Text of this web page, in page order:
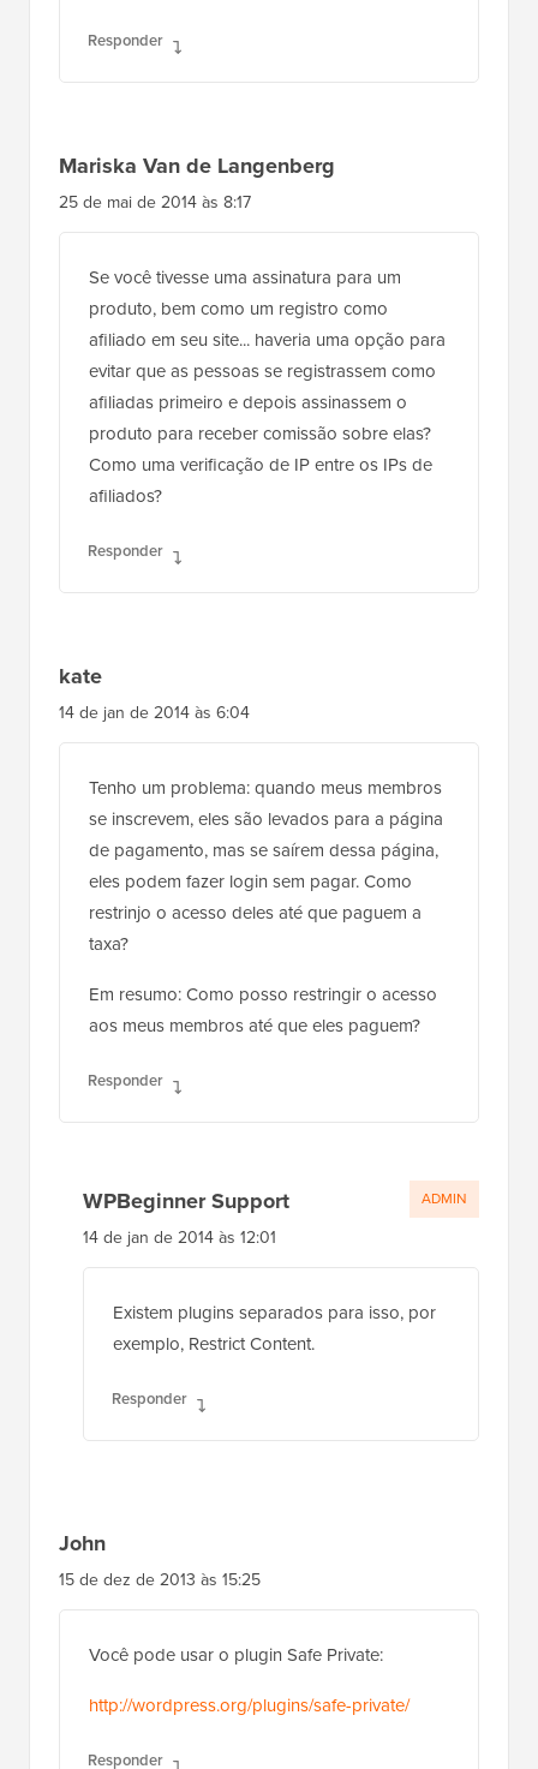
Responder
Mariska Van de Langenberg
25 de mai de 2014 às 8:17
Se você tivesse uma assinatura para um
produto, bem como um registro como
afiliado em seu site... haveria uma opção para
evitar que as pessoas se registrassem como
afiliadas primeiro e depois assinassem o
produto para receber comissão sobre elas?
Como uma verificação de IP entre os IPs de
afiliados?
Responder
kate
14 de jan de 2014 às 6:04
Tenho um problema: quando meus membros
se inscrevem, eles são levados para a página
de pagamento, mas se saírem dessa página,
eles podem fazer login sem pagar. Como
restrinjo o acesso deles até que paguem a
taxa?
Em resumo: Como posso restringir o acesso
aos meus membros até que eles paguem?
Responder
WPBeginner Support
14 de jan de 2014 às 12:01
Existem plugins separados para isso, por
exemplo, Restrict Content.
Responder
ADMIN
John
15 de dez de 2013 às 15:25
Você pode usar o plugin Safe Private:
http://wordpress.org/plugins/safe-private/
Responder